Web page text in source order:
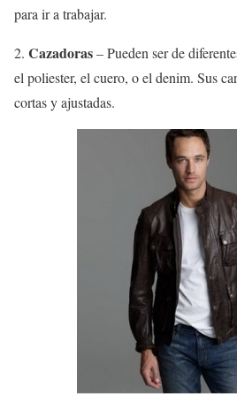
para ir a trabajar.
2. Cazadoras– Pueden ser de
el poliester, el cuero, o el denim. Sus
cortas y ajustadas.